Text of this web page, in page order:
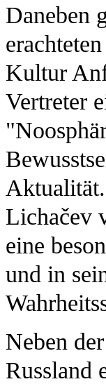
Daneben
Kultur
Vertreter
Lichačev
eine
und in
Neben
Russland